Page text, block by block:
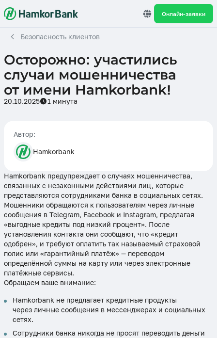
Онлайн-заявки
Безопасность клиентов
Осторожно: участились
случаи мошенничества
от имени Hamkorbank!
20.10.2025 1 минута
Автор:
Hamkorbank
Hamkorbank предупреждает о случаях мошенничества,
связанных с незаконными действиями лиц, которые
представляются сотрудниками банка в социальных сетях.
Мошенники обращаются к пользователям через личные
сообщения в Telegram, Facebook и Instagram, предлагая
«выгодные кредиты под низкий процент». После
установления контакта они сообщают, что «кредит
одобрен», и требуют оплатить так называемый страховой
полис или «гарантийный платёж» — переводом
определённой суммы на карту или через электронные
платёжные сервисы.
Обращаем ваше внимание:
Hamkorbank не предлагает кредитные продукты
через личные сообщения в мессенджерах и социальных
сетях.
Сотрудники банка никогда не просят переводить деньги